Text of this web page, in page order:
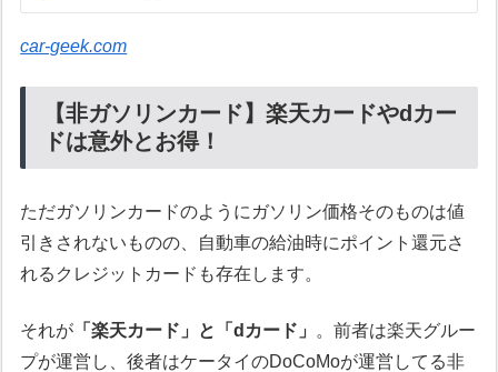
car-geek.com
【非ガソリンカード】楽天カードやdカー
ドは意外とお得！
ただガソリンカードのようにガソリン価格そのものは値
引きされないものの、自動車の給油時にポイント還元さ
れるクレジットカードも存在します。
それが 「楽天カード」と「dカード」
。前者は楽天グルー
プが運営し、後者はケータイのDoCoMoが運営してる非